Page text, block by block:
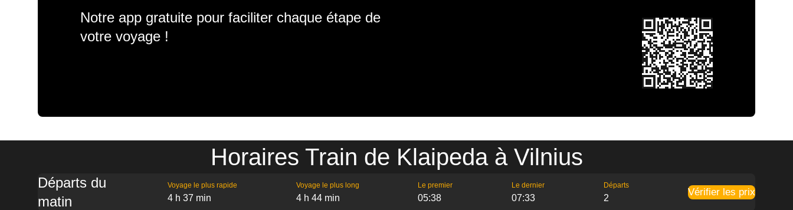
Notre app gratuite pour faciliter chaque étape de
votre voyage !
Horaires Train de Klaipeda à Vilnius
Départs du
matin
Voyage le plus rapide
4 h 37 min
Voyage le plus long
4 h 44 min
Le premier
05:38
Le dernier
07:33
Départs
2
Vérifier les prix